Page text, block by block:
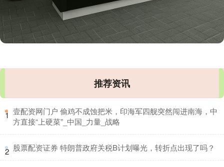
推荐资讯
1 ​壹配资网门户 偷鸡不成蚀把米，印海军四舰突然闯进南海，中
方直接“上硬菜”_中国_力量_战略
2 ​股票配资证券 特朗普政府关税B计划曝光，转折点出现了吗？